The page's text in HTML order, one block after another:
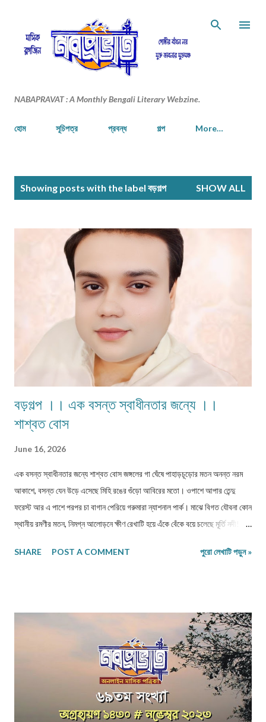
NABAPRAVAT : A Monthly Bengali Literary Webzine.
হোম সূচিপত্র প্রবন্ধ গল্প More…
Showing posts with the label বড়গল্প SHOW ALL
বড়গল্প ।। এক বসন্ত স্বাধীনতার জন্যে ।।
শাশ্বত বোস
June 16, 2026
এক বসন্ত স্বাধীনতার জন্যে শাশ্বত বোস জঙ্গলের গা ঘেঁষে পাহাড়চূড়োর মতন অনন্ত নরম
আকাশে, বসন্ত যেন উড়ে এসেছে মিহি রঙের গুঁড়ো আবিরের মতো। ওপাশে আপার তেন্দু
ফরেস্ট আর এ পাশে পরপর চা বাগান পেরিয়ে গরুমারা ন্যাশনাল পার্ক। মাঝে বিগত যৌবনা কোন
স্থানীয় রমণীর মতন, নিমগ্ন আলোড়নে ক্ষীণ রেখাটি হয়ে এঁকে বেঁকে বয়ে চলেছে মূর্তি নদী!
দানা! হিমালয়ের পাদদেশে আষ্টে পৃষ্টে জড়ানো আবছা কুয়াশা ঘেরা বিস্ময় আর মহাশূন্য থেকে খড়
ভাওয়াইয়া গানের সুর! এমন সুন্দর একখানি মধুময় ভূমিখণ্ডের সাথেই তো জন্ম জন্মান্তরের ঋণে
জড়িয়ে যাওয়া যায়! গলায় এক আঁজলা অঞ্জলী জড়িয়ে গেয়ে ওঠা যায়, “এই অরণ্য, নদী, পর্বত,
নুড়ি পাথরে ভরা এই ভূখণ্ড, আমার দেশ! আমার একার দেশ! “মোর দেশ, মোর স্বর্গ!” কাল
রাতে চা বাগানে চিতা বেরিয়েছিল। আজ সকালে এ...
SHARE POST A COMMENT পুরো লেখাটি পড়ুন »